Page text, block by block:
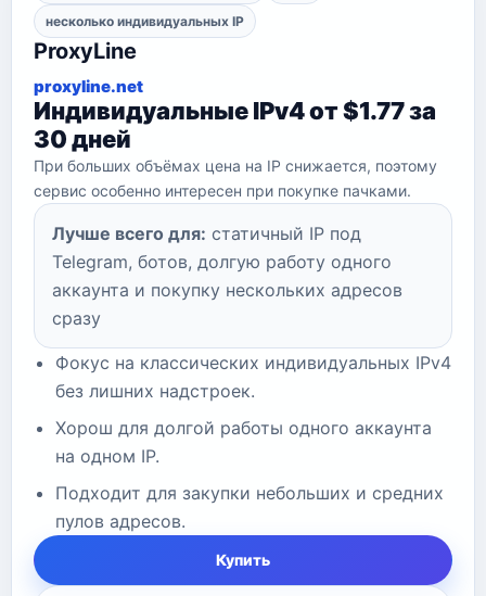
несколько индивидуальных IP
ProxyLine
proxyline.net
Индивидуальные IPv4 от $1.77 за
30 дней
При больших объёмах цена на IP снижается, поэтому
сервис особенно интересен при покупке пачками.
Лучше всего для: статичный IP под
Telegram, ботов, долгую работу одного
аккаунта и покупку нескольких адресов
сразу
Фокус на классических индивидуальных IPv4
без лишних надстроек.
Хорош для долгой работы одного аккаунта
на одном IP.
Подходит для закупки небольших и средних
пулов адресов.
Купить